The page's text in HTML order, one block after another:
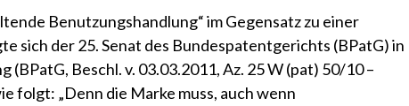
Benutzungshandlung“ im Gegensatz zu einer
sich der 25. Senat des Bundespatentgerichts (BPatG) in
Beschl. v. 03.03.2011, Az. 25 W (pat) 50/10 –
folgt: „Denn die Marke muss, auch wenn